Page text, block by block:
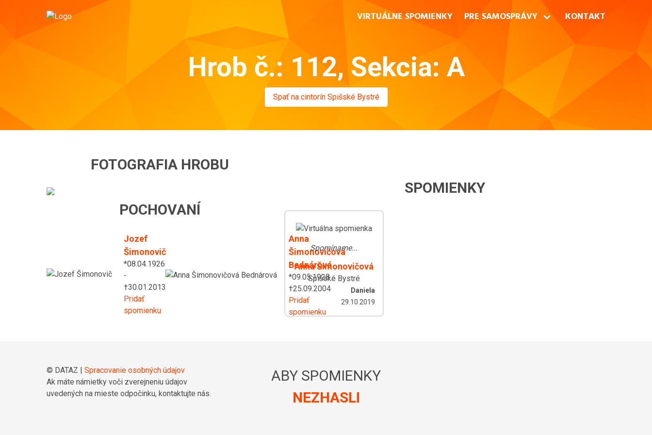
VIRTUÁLNE SPOMIENKY PRE SAMOSPRÁVY KONTAKT
Hrob č.: 112, Sekcia: A
Spať na cintorín Spišské Bystré
FOTOGRAFIA HROBU
POCHOVANÍ
Jozef
Šimonovič
*08.04.1926
-
†30.01.2013
Pridať
spomienku
Anna
Šimonovičová
Bednárová
*09.05.1928 -
†25.09.2004
Pridať
spomienku
SPOMIENKY
Spomíname...
Anna Šimonovičová
Spišské Bystré
Daniela
29.10.2019
© DATAZ | Spracovanie osobných údajov
Ak máte námietky voči zverejneniu údajov
uvedených na mieste odpočinku, kontaktujte nás.
ABY SPOMIENKY
NEZHASLI